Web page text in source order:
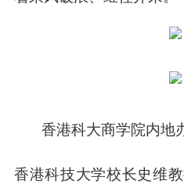
香港科大商学院内地
香港科技大学校长史维